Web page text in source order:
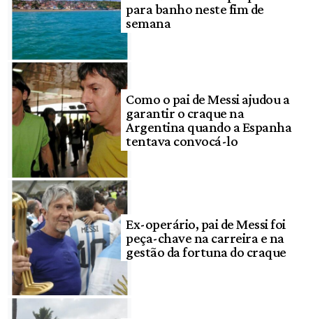
para banho neste fim de
semana
Como o pai de Messi ajudou a
garantir o craque na
Argentina quando a Espanha
tentava convocá-lo
Ex-operário, pai de Messi foi
peça-chave na carreira e na
gestão da fortuna do craque